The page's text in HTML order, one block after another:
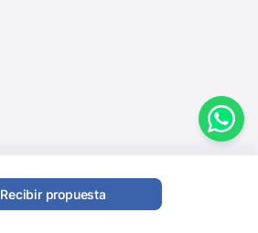
Recibir propuesta